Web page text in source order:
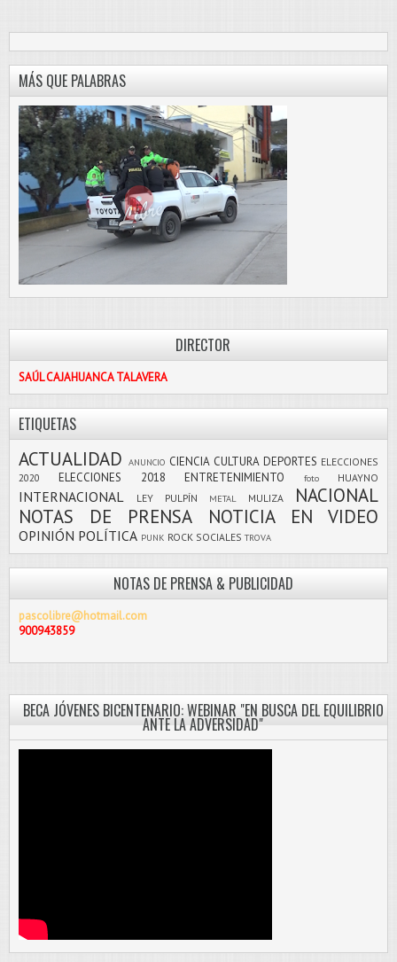
MÁS QUE PALABRAS
DIRECTOR
SAÚL CAJAHUANCA TALAVERA
ETIQUETAS
ACTUALIDAD ANUNCIO CIENCIA CULTURA DEPORTES ELECCIONES
2020
ELECCIONES 2018 ENTRETENIMIENTO foto HUAYNO
INTERNACIONAL LEY PULPÍN METAL MULIZA
NACIONAL
NOTAS DE PRENSA
NOTICIA EN VIDEO
OPINIÓN POLÍTICA PUNK ROCK SOCIALES TROVA
NOTAS DE PRENSA & PUBLICIDAD
pascolibre@hotmail.com
900943859
BECA JÓVENES BICENTENARIO: WEBINAR "EN BUSCA DEL EQUILIBRIO
ANTE LA ADVERSIDAD"